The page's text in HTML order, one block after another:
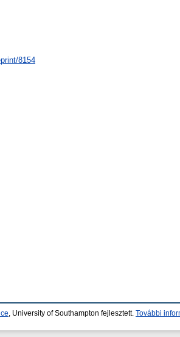
8154
, University of Southampton fejlesztett. További